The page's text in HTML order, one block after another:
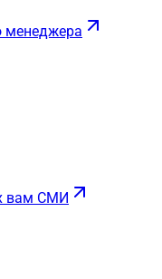
менеджера
вам СМИ